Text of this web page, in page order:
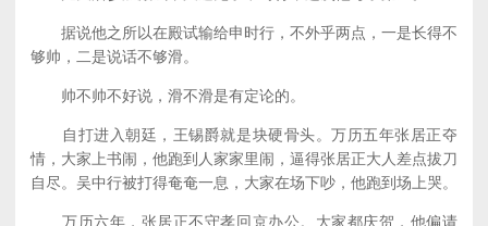
据说他之所以在殿试输给申时行，不外乎两点，一是长得不
够帅，二是说话不够滑。
帅不帅不好说，滑不滑是有定论的。
自打进入朝廷，王锡爵就是块硬骨头。万历五年张居正夺
情，大家上书闹，他跑到人家家里闹，逼得张居正大人差点拔刀
自尽。吴中行被打得奄奄一息，大家在场下吵，他跑到场上哭。
万历六年，张居正不守孝回京办公。大家都庆贺，他偏请